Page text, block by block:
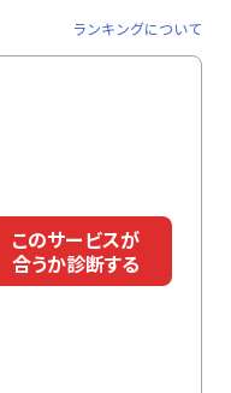
ランキングについて
このサービスが
合うか診断する